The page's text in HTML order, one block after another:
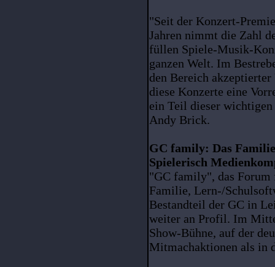
"Seit der Konzert-
Jahren nimmt die Zahl
füllen Spiele-Musik-
ganzen Welt. Im
den Bereich
diese Konzerte eine
ein Teil dieser
Andy Brick.
GC family: Das
Spielerisch
"GC family", das
Familie, Lern-/
Bestandteil der GC in
weiter an Profil. Im
Show-Bühne, auf der
Mitmachaktionen als in